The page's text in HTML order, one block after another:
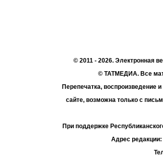
© 2011 - 2026. Электронная
© ТАТМЕДИА. Все
Перепечатка, воспроизведение
сайте, возможна только с
При поддержке
Адрес редакции: